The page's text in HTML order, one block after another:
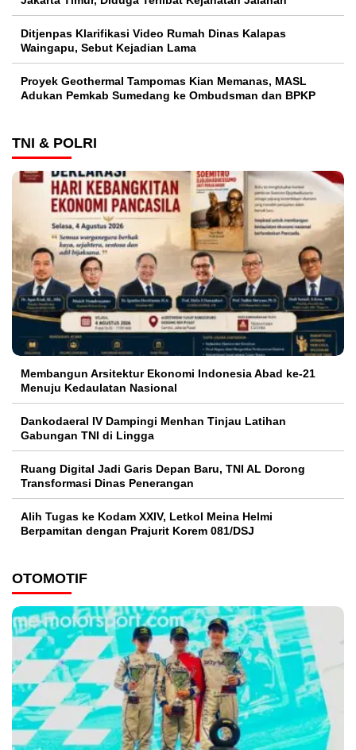
Ditjenpas Klarifikasi Video Rumah Dinas Kalapas
Waingapu, Sebut Kejadian Lama
Proyek Geothermal Tampomas Kian Memanas, MASL
Adukan Pemkab Sumedang ke Ombudsman dan BPKP
TNI & POLRI
Membangun Arsitektur Ekonomi Indonesia Abad ke-21
Menuju Kedaulatan Nasional
Dankodaeral IV Dampingi Menhan Tinjau Latihan
Gabungan TNI di Lingga
Ruang Digital Jadi Garis Depan Baru, TNI AL Dorong
Transformasi Dinas Penerangan
Alih Tugas ke Kodam XXIV, Letkol Meina Helmi
Berpamitan dengan Prajurit Korem 081/DSJ
OTOMOTIF